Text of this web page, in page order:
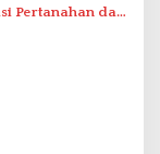
Pertanahan dan